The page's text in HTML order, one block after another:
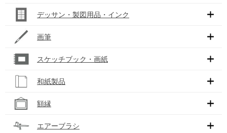
デッサン・製図用品・インク
画筆
スケッチブック・画紙
和紙製品
額縁
エアーブラシ